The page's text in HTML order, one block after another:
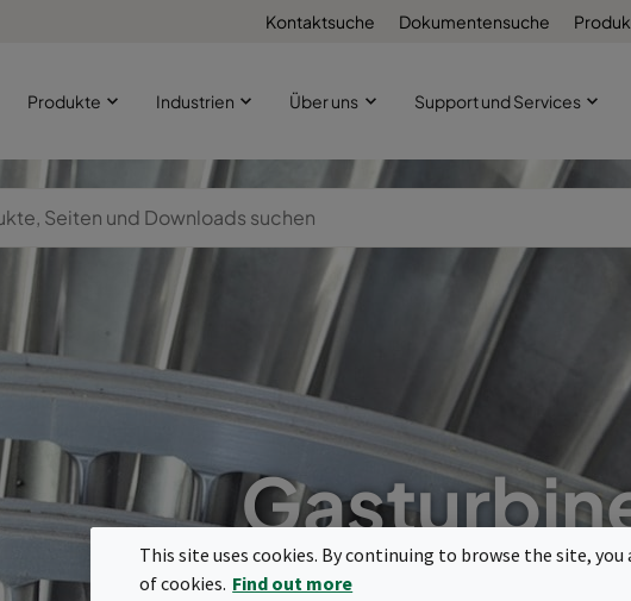
Kontaktsuche Dokumentensuche
Produkte Industrien Über uns Support und Services
This site uses cookies. By continuing to browse the site, you
of cookies. Find out more